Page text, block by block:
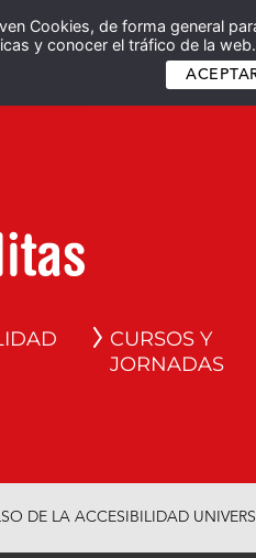
Cookies, de forma general
y conocer el tráfico de la
CURSOS Y
JORNADAS
DE LA ACCESIBILIDAD